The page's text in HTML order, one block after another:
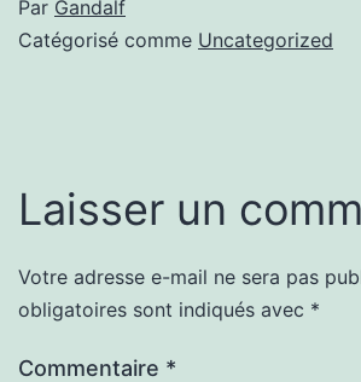
Par Gandalf
Catégorisé comme Uncategorized
Laisser un
Votre adresse e-mail ne sera pas
obligatoires sont indiqués avec *
Commentaire *